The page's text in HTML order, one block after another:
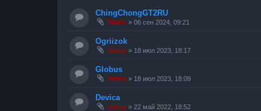
ChingChongGT2RU
Valery » 06 сен 2024, 09:21
Ogriizok
Valery » 18 июл 2023, 18:17
Globus
Valery » 18 июл 2023, 18:09
Devica
Valery » 22 май 2022, 18:52